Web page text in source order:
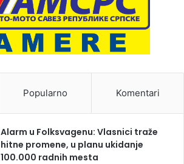
Popularno Komentari
Alarm u Folksvagenu: Vlasnici traže
hitne promene, u planu ukidanje
100.000 radnih mesta